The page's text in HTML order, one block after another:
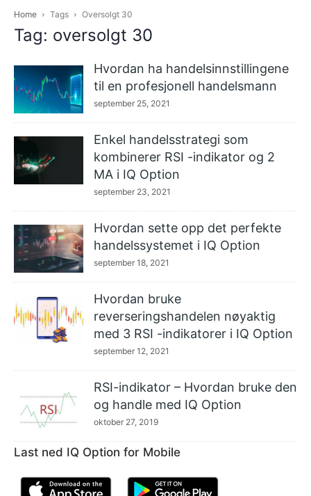
Home Tags Oversolgt 30
Tag: oversolgt 30
Hvordan ha handelsinnstillingene
til en profesjonell handelsmann
september 25, 2021
Enkel handelsstrategi som
kombinerer RSI -indikator og 2
MA i IQ Option
september 23, 2021
Hvordan sette opp det perfekte
handelssystemet i IQ Option
september 18, 2021
Hvordan bruke
reverseringshandelen nøyaktig
med 3 RSI -indikatorer i IQ Option
september 12, 2021
RSI-indikator – Hvordan bruke den
og handle med IQ Option
oktober 27, 2019
Last ned IQ Option for Mobile